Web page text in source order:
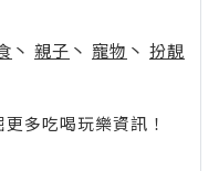
丶 親子 丶 寵物 丶 扮靚
多吃喝玩樂資訊！